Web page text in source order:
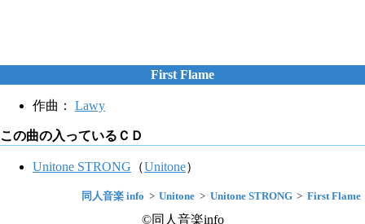
First Flame
作曲： Lawy
この曲の入っているＣＤ
Unitone STRONG （Unitone）
同人音楽 info Unitone Unitone STRONG First Flame
©同人音楽info